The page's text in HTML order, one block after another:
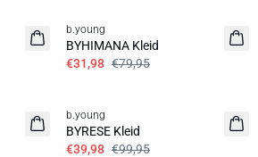
b.young
BYHIMANA Kleid
€31,98 €79,95
b.young
BYRESE Kleid
€39,98 €99,95